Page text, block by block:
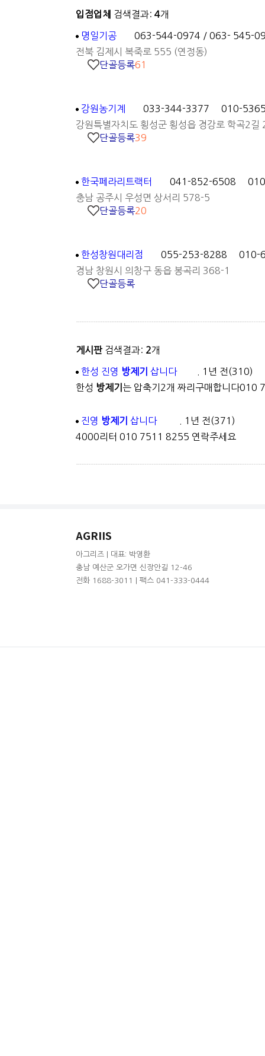
입점업체 검색결과: 4개
명일기공
063-544-0974 / 063- 545-
전북 김제시 복죽로 555 (연정동)
단골등록61
강원농기계 033-344-3377
010-
강원특별자치도 횡성군 횡성읍 경강로 학곡2
단골등록39
한국페라리트랙터 041-852-6508
충남 공주시 우성면 상서리 578-5
단골등록20
한성창원대리점 055-253-8288
010-
경남 창원시 의창구 동읍 봉곡리 368-1
단골등록
게시판검색결과: 2개
한성 진영 방제기 삽니다 . 1년 전(310)
한성 방제기 는 압축기2개 짜리구매합니다010
진영 방제기 삽니다 . 1년 전(371)
4000리터 010 7511 8255 연락주세요
AGRIIS
아그리즈 | 대표: 박영환
충남 예산군 오가면 신장안길 12-46
전화 1688-3011 | 팩스 041-333-0444